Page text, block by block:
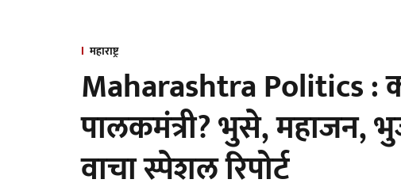
महाराष्ट्र
Maharashtra Politics :
पालकमंत्री? भुसे, महाजन,
वाचा स्पेशल रिपोर्ट